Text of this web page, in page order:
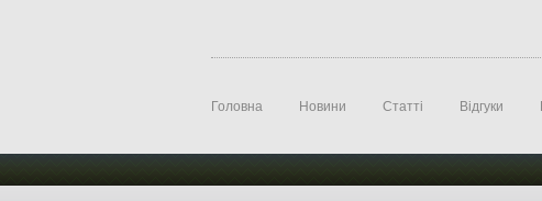
Головна Новини Статті Відгуки